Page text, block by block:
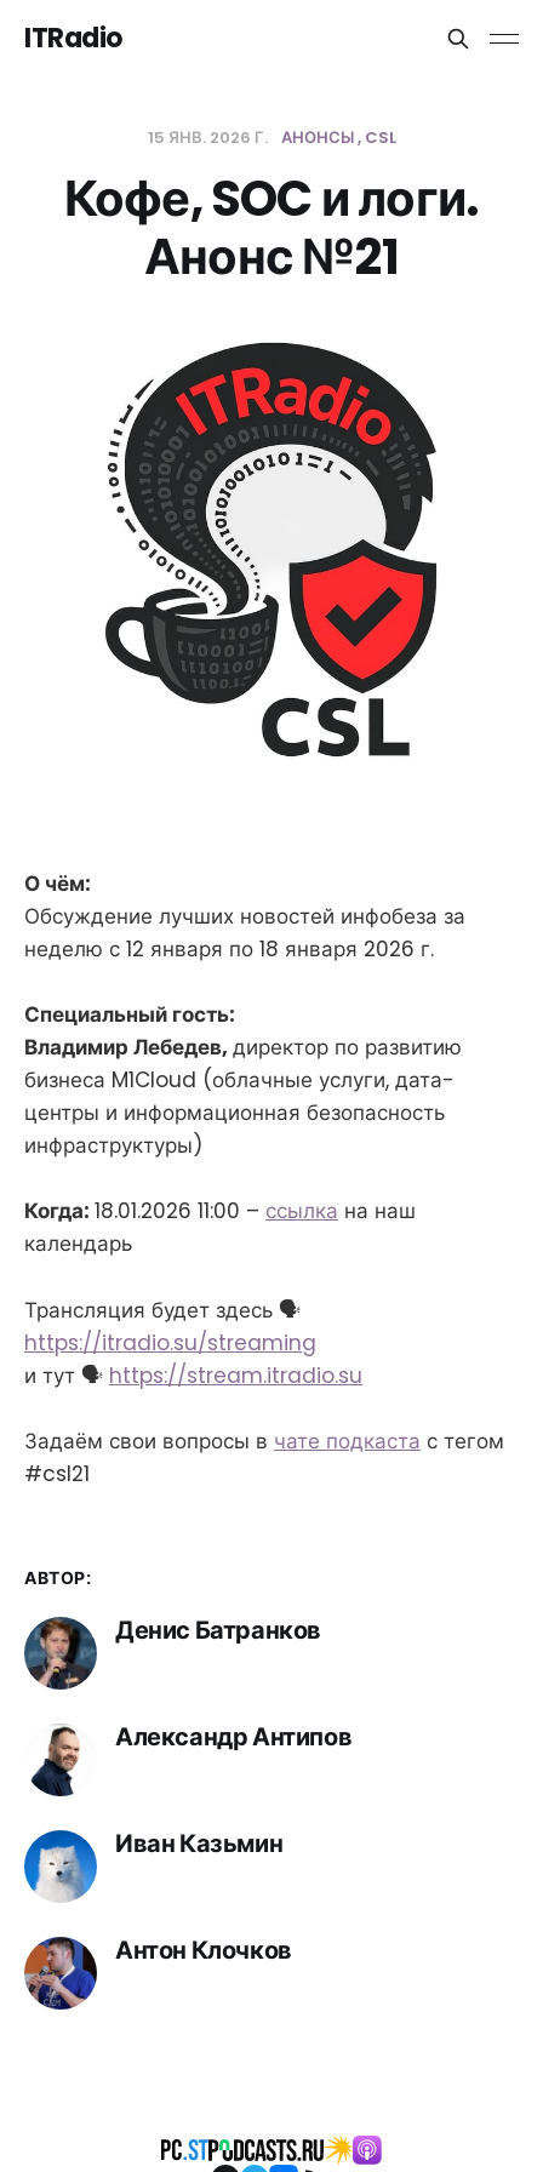
ITRadio
15 ЯНВ. 2026 Г. АНОНСЫ CSL
Кофе, SOC и логи.
Анонс №21
О чём:
Обсуждение лучших новостей инфобеза за
неделю с 12 января по 18 января 2026 г.
Специальный гость:
Владимир Лебедев, директор по развитию
бизнеса M1Cloud (облачные услуги, дата-
центры и информационная безопасность
инфраструктуры)
Когда: 18.01.2026 11:00 – ссылка на наш
календарь
Трансляция будет здесь 🗣
https://itradio.su/streaming
и тут 🗣 https://stream.itradio.su
Задаём свои вопросы в чате подкаста с тегом
#csl21
АВТОР:
Денис Батранков
Александр Антипов
Иван Казьмин
Антон Клочков